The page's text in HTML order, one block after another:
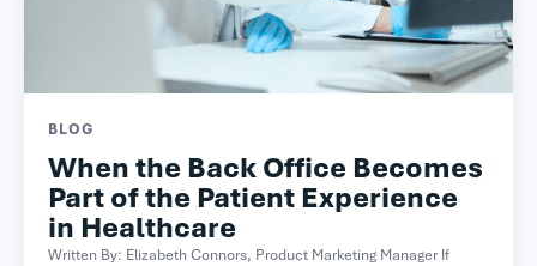
BLOG
When the Back Office Becomes
Part of the Patient Experience
in Healthcare
Written By: Elizabeth Connors, Product Marketing Manager If